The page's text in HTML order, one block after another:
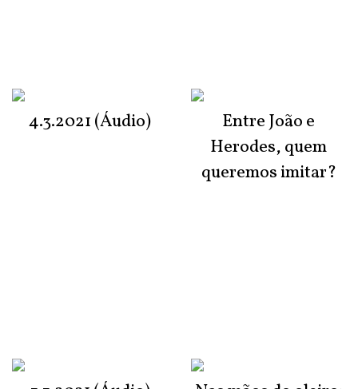
4.3.2021 (Áudio)
Entre João e
Herodes, quem
queremos imitar?